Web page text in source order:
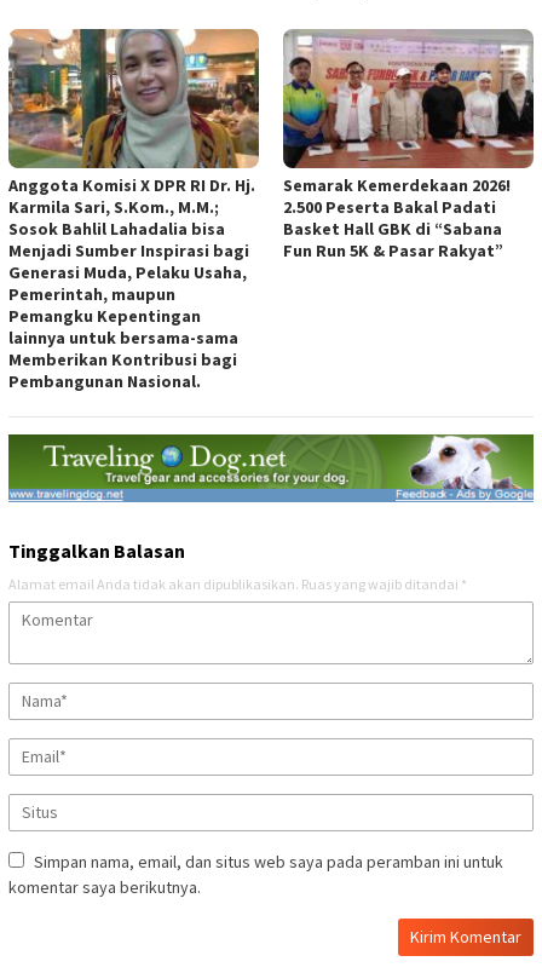
Anggota Komisi X DPR RI Dr. Hj.
Karmila Sari, S.Kom., M.M.;
Sosok Bahlil Lahadalia bisa
Menjadi Sumber Inspirasi bagi
Generasi Muda, Pelaku Usaha,
Pemerintah, maupun
Pemangku Kepentingan
lainnya untuk bersama-sama
Memberikan Kontribusi bagi
Pembangunan Nasional.
Semarak Kemerdekaan 2026!
2.500 Peserta Bakal Padati
Basket Hall GBK di “Sabana
Fun Run 5K & Pasar Rakyat”
Tinggalkan Balasan
Alamat email Anda tidak akan dipublikasikan. Ruas yang wajib ditandai *
Simpan nama, email, dan situs web saya pada peramban ini untuk
komentar saya berikutnya.